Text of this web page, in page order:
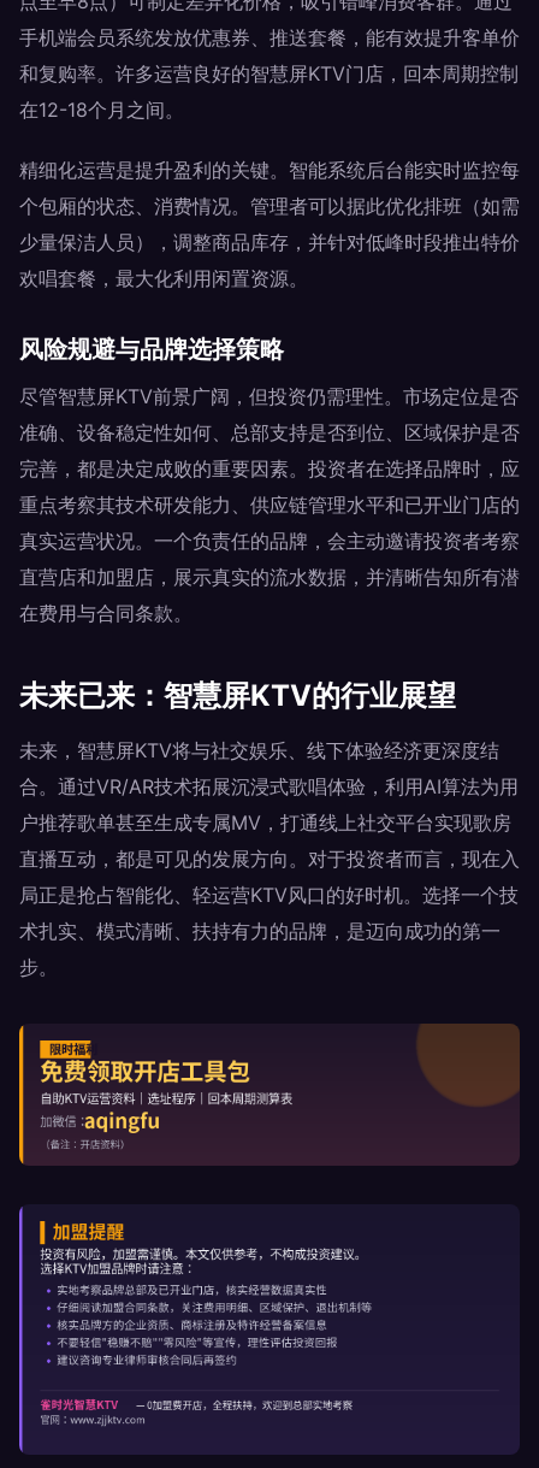
手机端会员系统发放优惠券、推送套餐，能有效提升客单价
和复购率。许多运营良好的智慧屏KTV门店，回本周期控制
在12-18个月之间。
精细化运营是提升盈利的关键。智能系统后台能实时监控每
个包厢的状态、消费情况。管理者可以据此优化排班（如需
少量保洁人员），调整商品库存，并针对低峰时段推出特价
欢唱套餐，最大化利用闲置资源。
风险规避与品牌选择策略
尽管智慧屏KTV前景广阔，但投资仍需理性。市场定位是否
准确、设备稳定性如何、总部支持是否到位、区域保护是否
完善，都是决定成败的重要因素。投资者在选择品牌时，应
重点考察其技术研发能力、供应链管理水平和已开业门店的
真实运营状况。一个负责任的品牌，会主动邀请投资者考察
直营店和加盟店，展示真实的流水数据，并清晰告知所有潜
在费用与合同条款。
未来已来：智慧屏KTV的行业展望
未来，智慧屏KTV将与社交娱乐、线下体验经济更深度结
合。通过VR/AR技术拓展沉浸式歌唱体验，利用AI算法为用
户推荐歌单甚至生成专属MV，打通线上社交平台实现歌房
直播互动，都是可见的发展方向。对于投资者而言，现在入
局正是抢占智能化、轻运营KTV风口的好时机。选择一个技
术扎实、模式清晰、扶持有力的品牌，是迈向成功的第一
步。